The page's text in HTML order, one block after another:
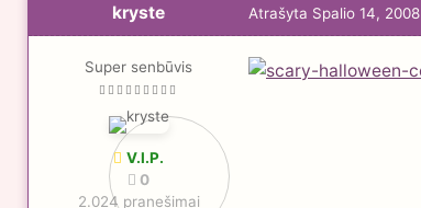
kryste
Super senbūvis
V.I.P.
0
2.024 pranešimai
Atrašyta Spalio 14, 2008